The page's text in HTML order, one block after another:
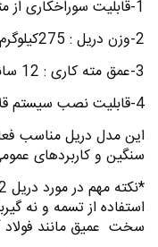
1-قابلیت سوراخکاری از مته 1 تا 45
2-وزن دریل : 275کیلوگرم و ارتفاع دریل 180 سانتی متر میباشد.
3-عمق مته کاری : 12 سانت
4-قابلیت نصب سیستم قلاویززنی و قابلیت قلاویززنی تا قلاویز 25
این مدل دریل مناسب
سنگین و کاربردهای
استفاده از تسمه و نه
سخت عمیق مانند فولاد